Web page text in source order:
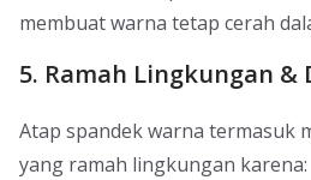
membuat warna tetap cerah
5. Ramah Lingkungan &
Atap spandek warna termasuk
yang ramah lingkungan karena: